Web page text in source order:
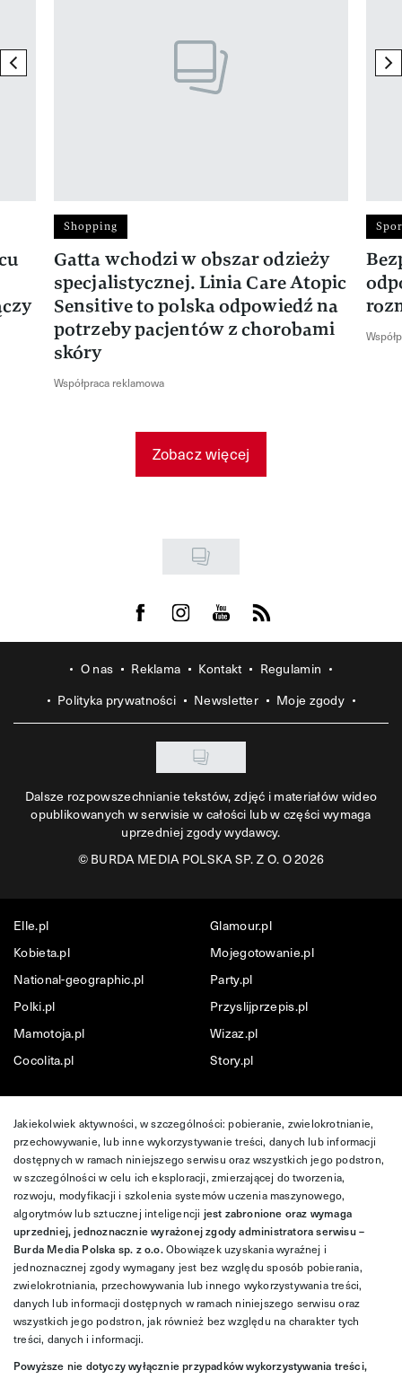
previous element
Shopping
Gatta wchodzi w obszar odzieży
specjalistycznej. Linia Care Atopic
Sensitive to polska odpowiedź na
potrzeby pacjentów z chorobami
skóry
Współpraca reklamowa
Zobacz więcej
Visit us on Facebook
Visit us on Instagram
Visit us on Youtube
Visit us on Rss
O nas Reklama Kontakt
Regulamin
Polityka prywatności
Newsletter Moje zgody
Dalsze rozpowszechnianie tekstów, zdjęć i materiałów wideo
opublikowanych w serwisie w całości lub w części wymaga
uprzedniej zgody wydawcy.
©BURDA MEDIA POLSKA SP. Z O. O 2026
Elle.pl
Glamour.pl
Kobieta.pl
Mojegotowanie.pl
National-geographic.pl
Party.pl
Polki.pl
Przyslijprzepis.pl
Mamotoja.pl
Wizaz.pl
Cocolita.pl
Story.pl
Jakiekolwiek aktywności, w szczególności: pobieranie, zwielokrotnianie,
przechowywanie, lub inne wykorzystywanie treści, danych lub informacji
dostępnych w ramach niniejszego serwisu oraz wszystkich jego podstron,
w szczególności w celu ich eksploracji, zmierzającej do tworzenia,
rozwoju, modyfikacji i szkolenia systemów uczenia maszynowego,
algorytmów lub sztucznej inteligencji jest zabronione oraz wymaga
uprzedniej, jednoznacznie wyrażonej zgody administratora serwisu –
Burda Media Polska sp. z o.o.Obowiązek uzyskania wyraźnej i
jednoznacznej zgody wymagany jest bez względu sposób pobierania,
zwielokrotniania, przechowywania lub innego wykorzystywania treści,
danych lub informacji dostępnych w ramach niniejszego serwisu oraz
wszystkich jego podstron, jak również bez względu na charakter tych
treści, danych i informacji.
Powyższe nie dotyczy wyłącznie przypadków wykorzystywania treści,